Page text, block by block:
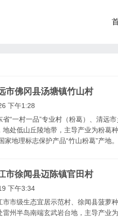
市佛冈县汤塘镇竹山村
下午1:28
省“一村一品”专业村（粉葛）、清远
地处低山丘陵地带，主导产业为粉葛
家地理标志保护产品“竹山粉葛”产地
市徐闻县迈陈镇官田村
下午3:34
市市级生态宜居示范村、徐闻县菠萝
雷州半岛南端玄武岩台地，主导产业